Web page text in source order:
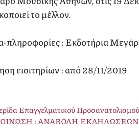
το μέλλον.
πληροφορίες : Εκδοτήρια
εισιτηρίων : από 28/11/2019
Επαγγελματικού Προσανατολισμού
: ΑΝΑΒΟΛΗ ΕΚΔΗΛΩΣΕΩΝ